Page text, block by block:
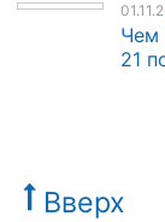
Чем
21
Вверх